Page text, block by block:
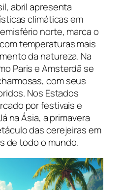
abril apresenta
climáticas em
norte, marca o
temperaturas mais
da natureza. Na
Paris e Amsterdã se
com seus
Nos Estados
por festivais e
na Ásia, a primavera
das cerejeiras em
de todo o mundo.